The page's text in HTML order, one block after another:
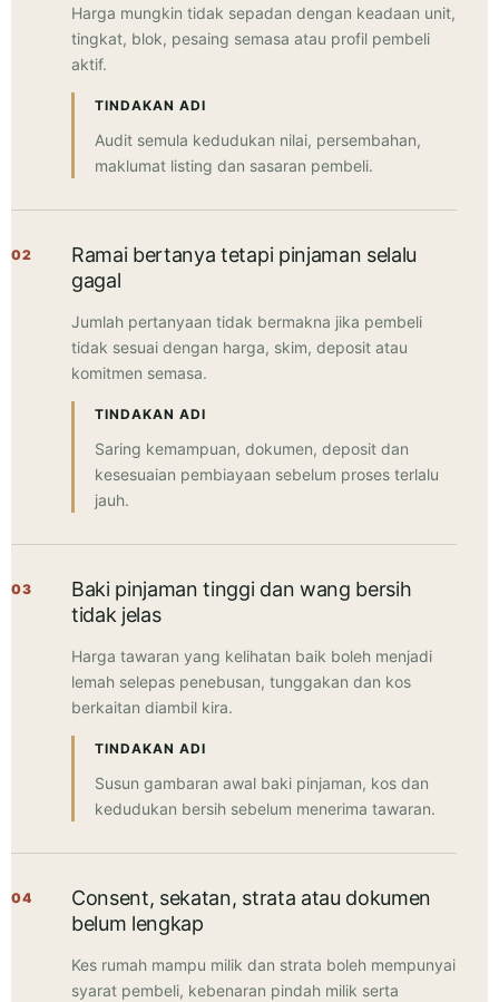
Harga mungkin tidak sepadan dengan keadaan unit,
tingkat, blok, pesaing semasa atau profil pembeli
aktif.
TINDAKAN ADI
Audit semula kedudukan nilai, persembahan,
maklumat listing dan sasaran pembeli.
02
Ramai bertanya tetapi pinjaman selalu
gagal
Jumlah pertanyaan tidak bermakna jika pembeli
tidak sesuai dengan harga, skim, deposit atau
komitmen semasa.
TINDAKAN ADI
Saring kemampuan, dokumen, deposit dan
kesesuaian pembiayaan sebelum proses terlalu
jauh.
03
Baki pinjaman tinggi dan wang bersih
tidak jelas
Harga tawaran yang kelihatan baik boleh menjadi
lemah selepas penebusan, tunggakan dan kos
berkaitan diambil kira.
TINDAKAN ADI
Susun gambaran awal baki pinjaman, kos dan
kedudukan bersih sebelum menerima tawaran.
04
Consent, sekatan, strata atau dokumen
belum lengkap
Kes rumah mampu milik dan strata boleh mempunyai
syarat pembeli, kebenaran pindah milik serta